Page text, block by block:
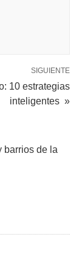
SIGUIENTE
10 estrategias
inteligentes »
barrios de la